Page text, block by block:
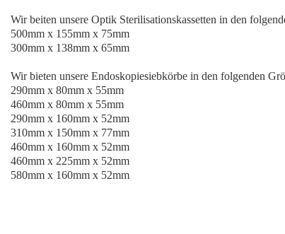
Wir beiten unsere Optik Sterilisationskassetten in den
500mm x 155mm x 75mm
300mm x 138mm x 65mm
Wir bieten unsere Endoskopiesiebkörbe in den folgenden
290mm x 80mm x 55mm
460mm x 80mm x 55mm
290mm x 160mm x 52mm
310mm x 150mm x 77mm
460mm x 160mm x 52mm
460mm x 225mm x 52mm
580mm x 160mm x 52mm